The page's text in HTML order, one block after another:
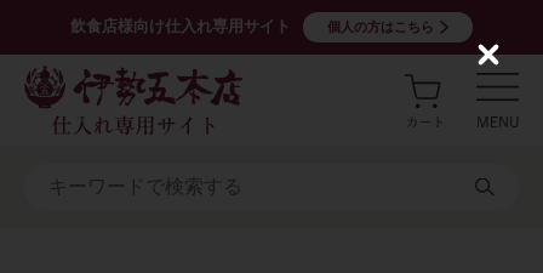
飲食店様向け仕入れ専用サイト 個人の方はこちら
C
l
s